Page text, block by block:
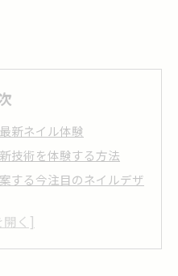
新ネイル体験
技術を体験する方法
する今注目のネイルデザ
ロン選びのポイント解説
ービスを賢く利用するコ